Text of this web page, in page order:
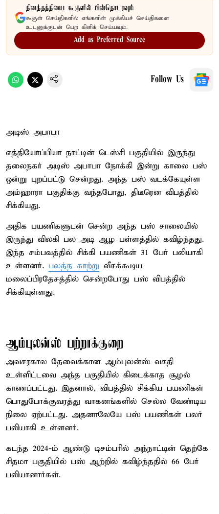
தினத்தந்தியை கூகுளில் பின்தொடரவும்
கூகுள் செய்திகளில் எங்களின் முக்கியச் செய்திகளை
உடனுக்குடன் பெற கிளிக் செய்யவும்.
Add as Preferred Source
Follow Us
அடிஸ் அபாபா
எத்தியோப்பியா நாட்டின் டெஸ்சி பகுதியில் இருந்து
தலைநகர் அடிஸ் அபாபா நோக்கி இன்று காலை பஸ்
ஒன்று புறப்பட்டு சென்றது. அந்த பஸ் வடக்கேயுள்ள
அம்ஹாரா பகுதிக்கு வந்தபோது, திடீரென விபத்தில்
சிக்கியது.
அதிக பயணிகளுடன் சென்ற அந்த பஸ் சாலையில்
இருந்து விலகி பல அடி ஆழ பள்ளத்தில் கவிழ்ந்தது.
இந்த சம்பவத்தில் சிக்கி பயணிகள் 31 பேர் பலியாகி
உள்ளனர். பலத்த காற்று வீசக்கூடிய
மலைப்பிரதேசத்தில் சென்றபோது பஸ் விபத்தில்
சிக்கியுள்ளது.
ஆம்புலன்ஸ் பற்றாக்குறை
அவசரகால தேவைக்கான ஆம்புலன்ஸ் வசதி
உள்ளிட்டவை அந்த பகுதியில் கிடைக்காத சூழல்
காணப்பட்டது. இதனால், விபத்தில் சிக்கிய பயணிகள்
பொதுபோக்குவரத்து வாகனங்களில் செல்ல வேண்டிய
நிலை ஏற்பட்டது. அதனாலேயே பஸ் பயணிகள் பலர்
பலியாகி உள்ளனர்.
கடந்த 2024-ம் ஆண்டு டிசம்பரில் அந்நாட்டின் தெற்கே
சிதமா பகுதியில் பஸ் ஆற்றில் கவிழ்ந்ததில் 66 பேர்
பலியானார்கள்.